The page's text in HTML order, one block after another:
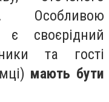
Особливою
своєрідний
та гості
мають бути